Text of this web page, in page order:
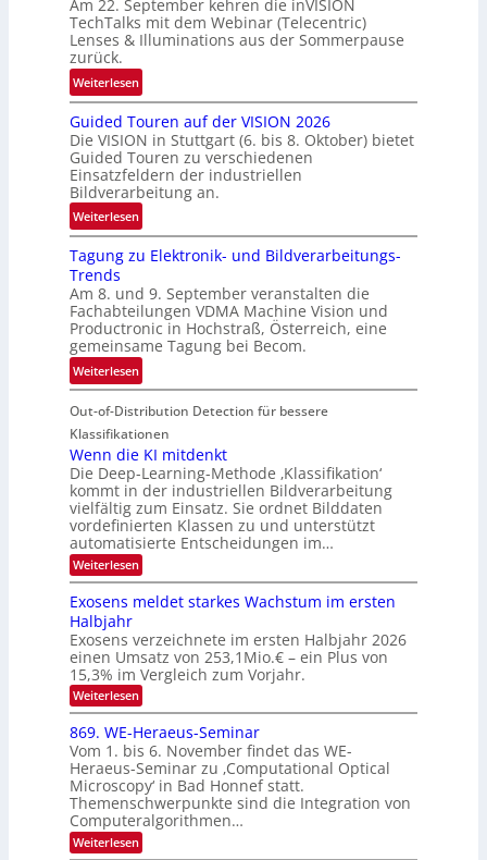
b
e
g
r
e
z
t
e
M
ö
g
l
c
h
k
e
i
n
Am 22. September kehren die inVISION
TechTalks mit dem Webinar (Telecentric)
Lenses & Illuminations aus der Sommerpause
zurück.
Weiterlesen:
R
ü
c
k
k
e
h
e
r
i
n
V
I
S
I
O
N
T
e
c
h
T
a
k
s
Guided Touren auf der VISION 2026
Die VISION in Stuttgart (6. bis 8. Oktober) bietet
Guided Touren zu verschiedenen
Einsatzfeldern der industriellen
Bildverarbeitung an.
Weiterlesen:
G
u
d
e
d
T
o
e
n
a
u
f
d
e
r
V
S
I
O
N
2
0
2
6
Tagung zu Elektronik- und Bildverarbeitungs-
Trends
Am 8. und 9. September veranstalten die
Fachabteilungen VDMA Machine Vision und
Productronic in Hochstraß, Österreich, eine
gemeinsame Tagung bei Becom.
Weiterlesen:
T
a
g
u
n
g
z
u
E
l
e
t
r
o
n
k
-
u
n
d
B
Out-of-Distribution Detection für bessere
Klassifikationen
Wenn die KI mitdenkt
Die Deep-Learning-Methode ‚Klassifikation‘
kommt in der industriellen Bildverarbeitung
vielfältig zum Einsatz. Sie ordnet Bilddaten
vordefinierten Klassen zu und unterstützt
automatisierte Entscheidungen im…
Weiterlesen:
W
n
d
i
e
K
I
m
i
t
d
e
n
k
t
Exosens meldet starkes Wachstum im ersten
Halbjahr
Exosens verzeichnete im ersten Halbjahr 2026
einen Umsatz von 253,1Mio.€ – ein Plus von
15,3% im Vergleich zum Vorjahr.
Weiterlesen:
E
x
o
s
e
n
s
m
e
l
869. WE-Heraeus-Seminar
Vom 1. bis 6. November findet das WE-
Heraeus-Seminar zu ‚Computational Optical
Microscopy‘ in Bad Honnef statt.
Themenschwerpunkte sind die Integration von
Computeralgorithmen…
Weiterlesen:
8